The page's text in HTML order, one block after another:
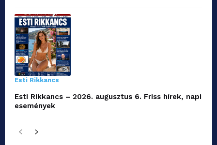
Esti Rikkancs
Esti Rikkancs – 2026. augusztus 6. Friss hírek, napi
események